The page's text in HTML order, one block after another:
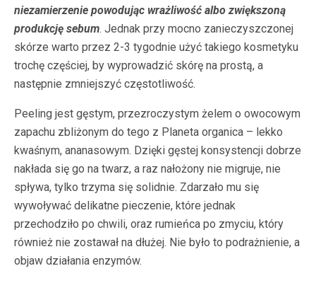
niezamierzenie powodując wrażliwość albo zwiększoną
produkcję sebum. Jednak przy mocno zanieczyszczonej
skórze warto przez 2-3 tygodnie użyć takiego kosmetyku
trochę częściej, by wyprowadzić skórę na prostą, a
następnie zmniejszyć częstotliwość.
Peeling jest gęstym, przezroczystym żelem o owocowym
zapachu zbliżonym do tego z Planeta organica – lekko
kwaśnym, ananasowym. Dzięki gęstej konsystencji dobrze
nakłada się go na twarz, a raz nałożony nie migruje, nie
spływa, tylko trzyma się solidnie. Zdarzało mu się
wywoływać delikatne pieczenie, które jednak
przechodziło po chwili, oraz rumieńca po zmyciu, który
również nie zostawał na dłużej. Nie było to podrażnienie, a
objaw działania enzymów.